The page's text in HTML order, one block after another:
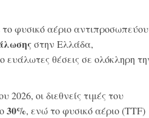
φυσικό αέριο
στην Ελλάδα,
θέσεις σε ολόκληρη
οι διεθνείς τιμές του
30%, ενώ το φυσικό αέριο (TTF)